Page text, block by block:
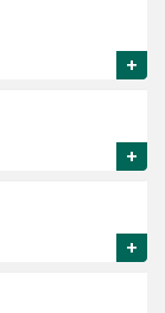
+
+
+